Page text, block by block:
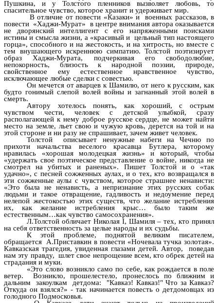
Пушкина, и у Толстого пленников вызволяет любовь, то
спасительное чувство, которое хранит и удерживает мир.
В отличие от повести «Казаки» и военных рассказов, в
повести «Xаджи-Мурат» в центре внимания автора оказывается
не дворянский интеллигент с его напряженными поисками
истины и смысла жизни, а «красивый и цельный тип настоящего
горца», способного и на жестокость, и на хитрость, но вместе с
тем внушающего искреннюю симпатию. Толстой поэтизирует
образ Хаджи-Мурата, подчеркивая его свободолюбие,
непокорность, близость к народной поэзии, природе,
свойственное ему естественное нравственное чувство,
исключающее любые сделки с совестью.
Он мечется от аварцев к Шамилю, от него к русским, как
будто гонимый слепой волей войны и загнанный этой волей в
смерть.
Автору хотелось понять, как хороший, с острым
чувством чести, человек с детской улыбкой, сразу
располагающей к нему доброе русское сердце, не может найти
место на земле, льет свою и чужую кровь, дерется на той и на
этой стороне и ни разу не спрашивает, зачем живет человек.
Толстой описывает ненужные набеги на Чечню по
прихоти начальства веселого красавца Бутлера, которому
нравилась «хорошая молодецкая жизнь» и который, чтобы
«удержать свое поэтическое представление о войне, никогда не
смотрел на убитых и раненых». Пишет Толстой и о «так
удачно», с песней сожженных аулах, и о тех, кто возвращался в
эти сожженные аулы с чувством, которое страшнее ненависти:
«Это была не ненависть, а непризнание этих русских собак
людьми и такое отвращение, гадливость и недоумение перед
нелепой жестокостью этих существ, что желание истребления
их, как желание истребления крыс… было таким же
естественным…как чувство самосохранения».
Л.Толстой обличает Николая I, Шамиля – тех, кто принял
на себя ответственность за целые народы и их судьбы.
К этой проблеме, поднятой великим писателем,
обращается А.Приставкин в повести «Ночевала тучка золотая».
Кавказская трагедия, увиденная глазами детей. Автор, поведав
нам эту правду, шлет свое непрощение всем, кто обрек детей на
страдания и муки.
«Это слово возникло само по себе, как рождается в поле
ветер. Возникло, прошелестело, пронеслось по ближним и
дальним закоулкам детдома: "Кавказ! Кавказ!" Что за Кавказ?
Откуда он взялся?» - так начинается повесть о детдомовцах из
голодного Подмосковья.